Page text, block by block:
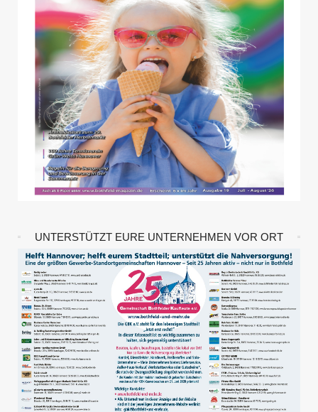
UNTERSTÜTZT EURE UNTERNEHMEN VOR ORT